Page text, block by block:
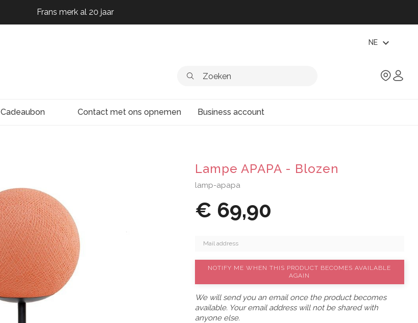
Frans merk al 20 jaar
Frans merk al 20 jaar
NE expand_more
Cadeaubon Contact met ons opnemen Business account
Lampe APAPA - Blozen
lamp-apapa
€ 69,90
NOTIFY ME WHEN THIS PRODUCT BECOMES AVAILABLE
AGAIN
We will send you an email once the product becomes
available. Your email address will not be shared with
anyone else.